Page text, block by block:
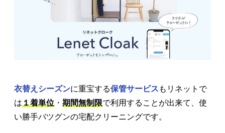
衣替えシーズンに重宝する保管サービス もリネットで
は １着単位 ・ 期間無制限で利用することが出来て、使
い勝手バツグンの宅配クリーニングです。